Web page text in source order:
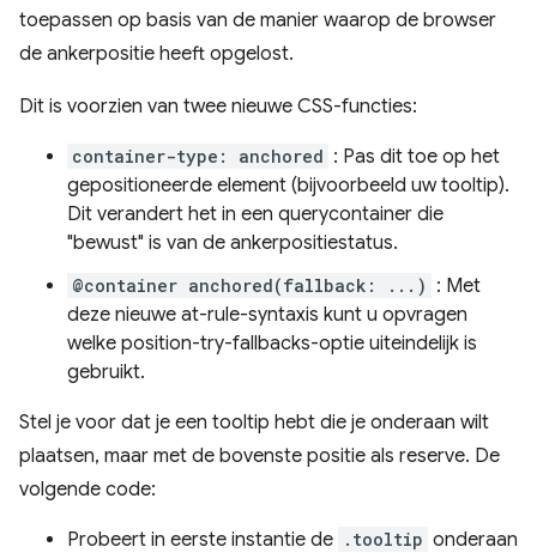
toepassen op basis van de manier waarop de browser
de ankerpositie heeft opgelost.
Dit is voorzien van twee nieuwe CSS-functies:
container-type: anchored : Pas dit toe op het
gepositioneerde element (bijvoorbeeld uw tooltip).
Dit verandert het in een querycontainer die
"bewust" is van de ankerpositiestatus.
@container anchored(fallback: ...) : Met
deze nieuwe at-rule-syntaxis kunt u opvragen
welke position-try-fallbacks-optie uiteindelijk is
gebruikt.
Stel je voor dat je een tooltip hebt die je onderaan wilt
plaatsen, maar met de bovenste positie als reserve. De
volgende code:
Probeert in eerste instantie de .tooltip onderaan